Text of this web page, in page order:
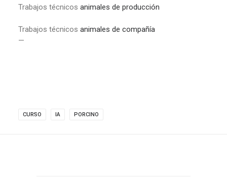
Trabajos técnicos animales de producción
Trabajos técnicos animales de compañía
—
CURSO IA PORCINO